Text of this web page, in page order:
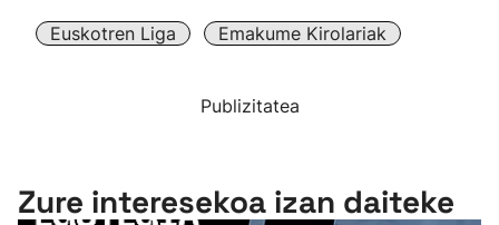
Euskotren Liga Emakume Kirolariak
Publizitatea
Zure interesekoa izan daiteke